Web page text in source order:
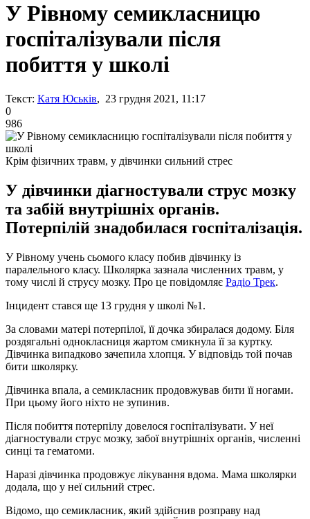
У Рівному семикласницю
госпіталізували після
побиття у школі
Текст: Катя Юськів, 23 грудня 2021, 11:17
0
986
Крім фізичних травм, у дівчинки сильний стрес
У дівчинки діагностували струс мозку
та забій внутрішніх органів.
Потерпілій знадобилася госпіталізація.
У Рівному учень сьомого класу побив дівчинку із
паралельного класу. Школярка зазнала численних травм, у
тому числі й струсу мозку. Про це повідомляє Радіо Трек.
Інцидент стався ще 13 грудня у школі №1.
За словами матері потерпілої, її дочка збиралася додому. Біля
роздягальні однокласниця жартом смикнула її за куртку.
Дівчинка випадково зачепила хлопця. У відповідь той почав
бити школярку.
Дівчинка впала, а семикласник продовжував бити її ногами.
При цьому його ніхто не зупинив.
Після побиття потерпілу довелося госпіталізувати. У неї
діагностували струс мозку, забої внутрішніх органів, численні
синці та гематоми.
Наразі дівчинка продовжує лікування вдома. Мама школярки
додала, що у неї сильний стрес.
Відомо, що семикласник, який здійснив розправу над